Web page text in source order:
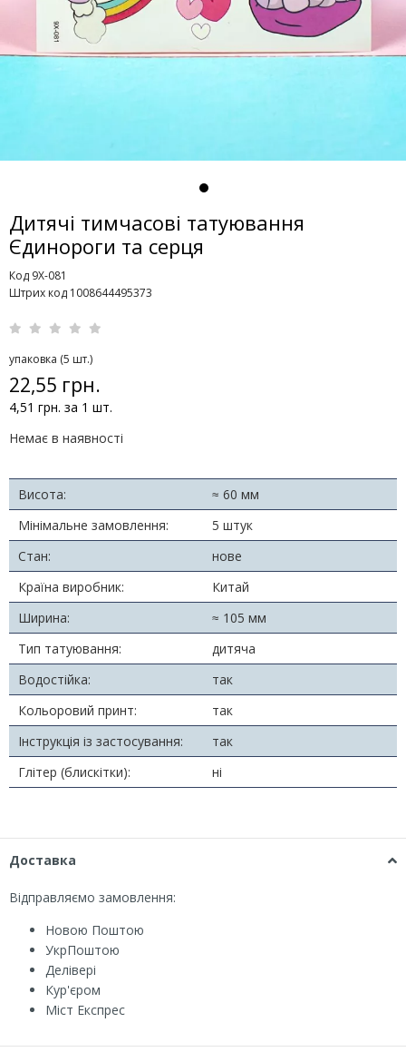
Дитячі тимчасові татуювання
Єдинороги та серця
Код 9X-081
Штрих код 1008644495373
упаковка (5 шт.)
22,55 грн.
4,51 грн. за 1 шт.
Немає в наявності
Висота:
≈ 60 мм
Мінімальне замовлення:
5 штук
Стан:
нове
Країна виробник:
Китай
Ширина:
≈ 105 мм
Тип татуювання:
дитяча
Водостійка:
так
Кольоровий принт:
так
Інструкція із застосування:
так
Глітер (блискітки):
ні
Доставка
Відправляємо замовлення:
Новою Поштою
УкрПоштою
Делівері
Кур'єром
Міст Експрес